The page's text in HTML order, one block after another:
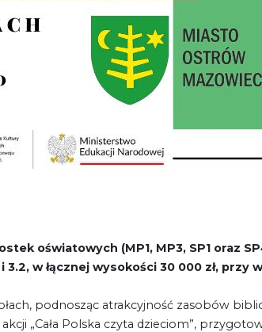
oświatowych (MP1, MP3, SP1 oraz
w łącznej wysokości 30 000 zł, przy
podnosząc atrakcyjność zasobów
„Cała Polska czyta dzieciom”,